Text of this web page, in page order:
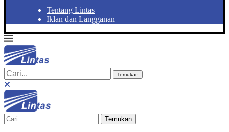
Tentang Lintas
Iklan dan Langganan
Temukan
Temukan